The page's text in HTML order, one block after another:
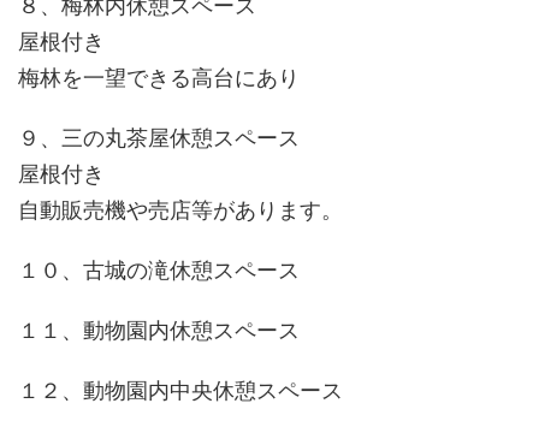
８、梅林内休憩スペース
屋根付き
梅林を一望できる高台にあり
９、三の丸茶屋休憩スペース
屋根付き
自動販売機や売店等があります。
１０、古城の滝休憩スペース
１１、動物園内休憩スペース
１２、動物園内中央休憩スペース